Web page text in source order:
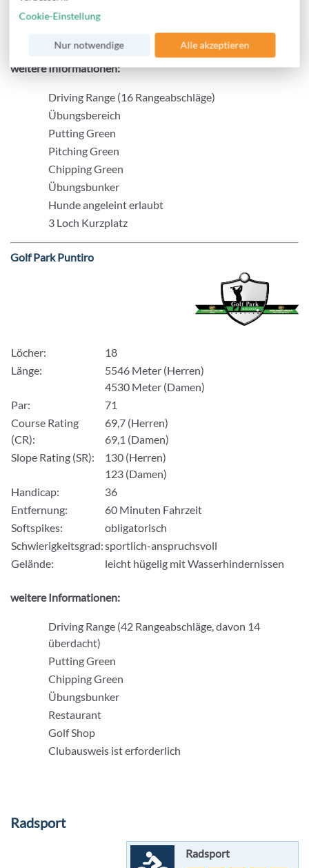
Schwierigkeitsgrad:
flach - hügelig mit Wasserhindernissen
weitere Informationen:
Driving Range (16 Rangeabschläge)
Übungsbereich
Putting Green
Pitching Green
Chipping Green
Übungsbunker
Hunde angeleint erlaubt
3 Loch Kurzplatz
Golf Park Puntiro
Löcher:
18
Länge:
5546 Meter (Herren)
4530 Meter (Damen)
Par:
71
Course Rating
(CR):
69,7 (Herren)
69,1 (Damen)
Slope Rating (SR):
130 (Herren)
123 (Damen)
Handicap:
36
Entfernung:
60 Minuten Fahrzeit
Softspikes:
obligatorisch
Schwierigkeitsgrad:sportlich-anspruchsvoll
Gelände:
leicht hügelig mit Wasserhindernissen
weitere Informationen:
Driving Range (42 Rangeabschläge, davon 14
überdacht)
Putting Green
Chipping Green
Übungsbunker
Restaurant
Golf Shop
Clubausweis ist erforderlich
Radsport
Radsport
Cookie-Einstellung
Nur notwendige Alle akzeptieren